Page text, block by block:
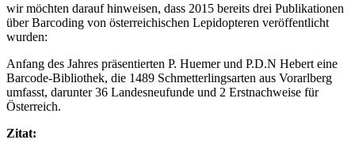
wir möchten darauf hinweisen, dass 2015 bereits drei Publikationen
über Barcoding von österreichischen Lepidopteren veröffentlicht
wurden:
Anfang des Jahres präsentierten P. Huemer und P.D.N Hebert eine
Barcode-Bibliothek, die 1489 Schmetterlingsarten aus Vorarlberg
umfasst, darunter 36 Landesneufunde und 2 Erstnachweise für
Österreich.
Zitat: